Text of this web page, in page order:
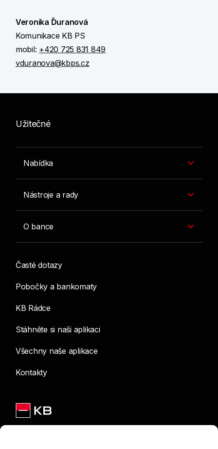
Veronika Ďuranová
Komunikace KB PS
mobil: +420 725 831 849
vduranova@kbps.cz
Užitečné
Nabídka
Nástroje a rady
O bance
Časté dotazy
Pobočky a bankomaty
KB Rádce
Stáhněte si naši aplikaci
Všechny naše aplikace
Kontakty